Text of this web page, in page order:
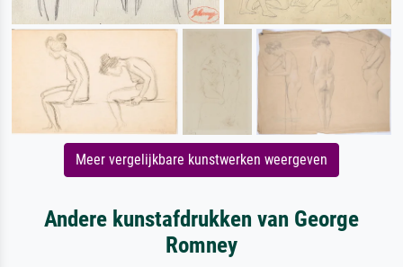
Meer vergelijkbare kunstwerken weergeven
Andere kunstafdrukken van George
Romney